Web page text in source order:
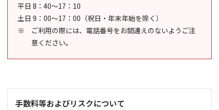
平日 8：40～17：10
土日 9：00～17：00（祝日・年末年始を除く）
ご利用の際には、電話番号をお間違えのないようご注
意ください。
手数料等およびリスクについて